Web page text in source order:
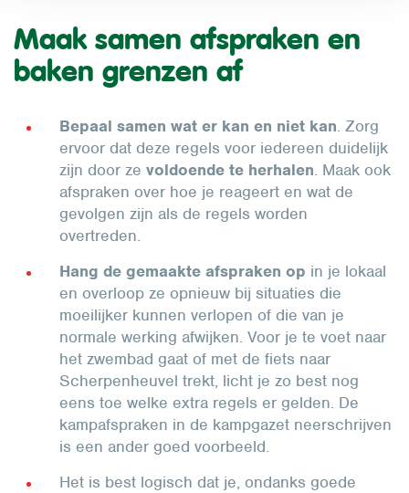
Maak samen afspraken en
baken grenzen af
Bepaal samen wat er kan en niet kan. Zorg
ervoor dat deze regels voor iedereen duidelijk
zijn door ze voldoende te herhalen. Maak ook
afspraken over hoe je reageert en wat de
gevolgen zijn als de regels worden
overtreden.
Hang de gemaakte afspraken op in je lokaal
en overloop ze opnieuw bij situaties die
moeilijker kunnen verlopen of die van je
normale werking afwijken. Voor je te voet naar
het zwembad gaat of met de fiets naar
Scherpenheuvel trekt, licht je zo best nog
eens toe welke extra regels er gelden. De
kampafspraken in de kampgazet neerschrijven
is een ander goed voorbeeld.
Het is best logisch dat je, ondanks goede